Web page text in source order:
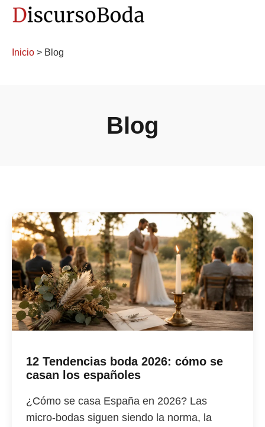
Inicio > Blog
Blog
12 Tendencias boda 2026: cómo se
casan los españoles
¿Cómo se casa España en 2026? Las
micro-bodas siguen siendo la norma, la